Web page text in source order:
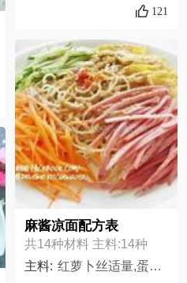
121
麻酱凉面配方表
共14种材料 主料:14种
主料: 红萝卜丝适量,蛋皮2颗,肉丝or火腿丝适量可省略,凉面用面条适量,细砂糖1大匙,小黄瓜丝2支,芝麻酱7大匙,酱油3大匙,蒜泥1大匙,花生酱1大匙,冷开水100ml,调味米酒2大匙,乌醋or白醋2大匙,辣油or辣椒酱适量可不加,